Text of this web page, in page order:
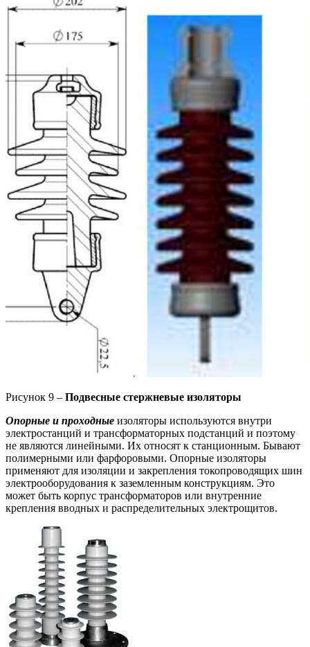
Рисунок 9 – Подвесные стержневые изоляторы
Опорные и проходные изоляторы используются внутри
электростанций и трансформаторных подстанций и поэтому
не являются линейными. Их относят к станционным. Бывают
полимерными или фарфоровыми. Опорные изоляторы
применяют для изоляции и закрепления токопроводящих шин
электрооборудования к заземленным конструкциям. Это
может быть корпус трансформаторов или внутренние
крепления вводных и распределительных электрощитов.